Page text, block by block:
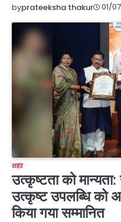
byprateeksha thakur 01/
शहर
उत्कृष्टता को मान्यता:
उत्कृष्ट उपलब्धि को
किया गया सम्मानित